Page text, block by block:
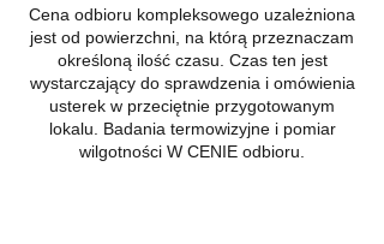
Cena odbioru kompleksowego uzależniona
jest od powierzchni, na którą przeznaczam
określoną ilość czasu. Czas ten jest
wystarczający do sprawdzenia i omówienia
usterek w przeciętnie przygotowanym
lokalu. Badania termowizyjne i pomiar
wilgotności W CENIE odbioru.